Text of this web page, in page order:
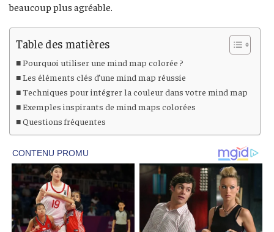
beaucoup plus agréable.
Table des matières
Pourquoi utiliser une mind map colorée ?
Les éléments clés d’une mind map réussie
Techniques pour intégrer la couleur dans votre mind map
Exemples inspirants de mind maps colorées
Questions fréquentes